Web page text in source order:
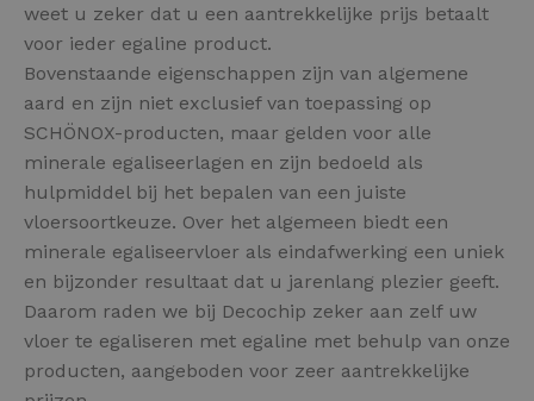
weet u zeker dat u een aantrekkelijke prijs betaalt
voor ieder egaline product.
Bovenstaande eigenschappen zijn van algemene
aard en zijn niet exclusief van toepassing op
SCHÖNOX-producten, maar gelden voor alle
minerale egaliseerlagen en zijn bedoeld als
hulpmiddel bij het bepalen van een juiste
vloersoortkeuze. Over het algemeen biedt een
minerale egaliseervloer als eindafwerking een uniek
en bijzonder resultaat dat u jarenlang plezier geeft.
Daarom raden we bij Decochip zeker aan zelf uw
vloer te egaliseren met egaline met behulp van onze
producten, aangeboden voor zeer aantrekkelijke